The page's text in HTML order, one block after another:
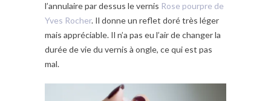
l’annulaire par dessus le vernis Rose pourpre de
Yves Rocher. Il donne un reflet doré très léger
mais appréciable. Il n’a pas eu l’air de changer la
durée de vie du vernis à ongle, ce qui est pas
mal.